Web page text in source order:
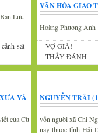
Lưu
sát
VĂN HÓA GIAO
Hoàng Phương Anh
VỢ GIÀ!
THẦY ĐÁNH
VÀ
của Cù
NGUYỄN TRÃI
vốn người xã Chi
nay thuộc tỉnh Hải